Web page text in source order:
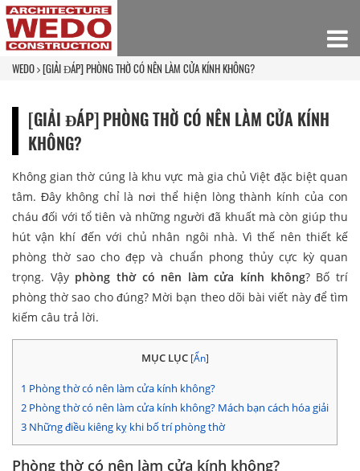
WEDO [GIẢI ĐÁP] PHÒNG THỜ CÓ NÊN LÀM CỬA KÍNH KHÔNG?
[GIẢI ĐÁP] PHÒNG THỜ CÓ NÊN LÀM CỬA KÍNH
KHÔNG?
Không gian thờ cúng là khu vực mà gia chủ Việt đặc biệt quan
tâm. Đây không chỉ là nơi thể hiện lòng thành kính của con
cháu đối với tổ tiên và những người đã khuất mà còn giúp thu
hút vận khí đến với chủ nhân ngôi nhà. Vì thế nên thiết kế
phòng thờ sao cho đẹp và chuẩn phong thủy cực kỳ quan
trọng. Vậy phòng thờ có nên làm cửa kính không? Bố trí
phòng thờ sao cho đúng? Mời bạn theo dõi bài viết này để tìm
kiếm câu trả lời.
MỤC LỤC [Ẩn]
1 Phòng thờ có nên làm cửa kính không?
2 Phòng thờ có nên làm cửa kính không? Mách bạn cách hóa giải
3 Những điều kiêng kỵ khi bố trí phòng thờ
Phòng thờ có nên làm cửa kính không?